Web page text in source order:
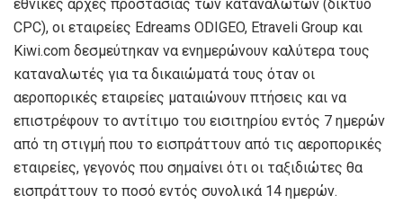
εθνικές αρχές προστασίας των καταναλωτών (δίκτυο
CPC), οι εταιρείες Edreams ODIGEO, Etraveli Group και
Kiwi.com δεσμεύτηκαν να ενημερώνουν καλύτερα τους
καταναλωτές για τα δικαιώματά τους όταν οι
αεροπορικές εταιρείες ματαιώνουν πτήσεις και να
επιστρέφουν το αντίτιμο του εισιτηρίου εντός 7 ημερών
από τη στιγμή που το εισπράττουν από τις αεροπορικές
εταιρείες, γεγονός που σημαίνει ότι οι ταξιδιώτες θα
εισπράττουν το ποσό εντός συνολικά 14 ημερών.